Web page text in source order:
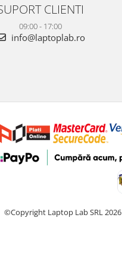
CLIENTI
09:00 - 17:00
info@laptoplab.ro
©Copyright Laptop Lab SRL 2026